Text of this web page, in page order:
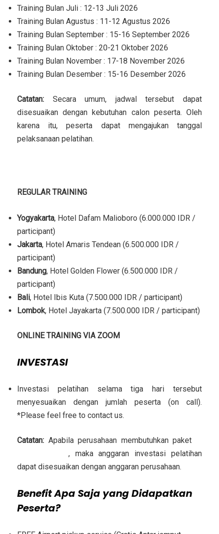
Training Bulan Juli : 12-13 Juli 2026
Training Bulan Agustus : 11-12 Agustus 2026
Training Bulan September : 15-16 September 2026
Training Bulan Oktober : 20-21 Oktober 2026
Training Bulan November : 17-18 November 2026
Training Bulan Desember : 15-16 Desember 2026
Catatan: Secara umum, jadwal tersebut dapat
disesuaikan dengan kebutuhan calon peserta. Oleh
karena itu, peserta dapat mengajukan tanggal
pelaksanaan pelatihan.
REGULAR TRAINING
Yogyakarta, Hotel Dafam Malioboro (6.000.000 IDR /
participant)
Jakarta, Hotel Amaris Tendean (6.500.000 IDR /
participant)
Bandung, Hotel Golden Flower (6.500.000 IDR /
participant)
Bali, Hotel Ibis Kuta (7.500.000 IDR / participant)
Lombok, Hotel Jayakarta (7.500.000 IDR / participant)
ONLINE TRAINING VIA ZOOM
INVESTASI
Investasi pelatihan selama tiga hari tersebut
menyesuaikan dengan jumlah peserta (on call).
*Please feel free to contact us.
Catatan: Apabila perusahaan membutuhkan paket
, maka anggaran investasi pelatihan
dapat disesuaikan dengan anggaran perusahaan.
Benefit Apa Saja yang Didapatkan
Peserta?